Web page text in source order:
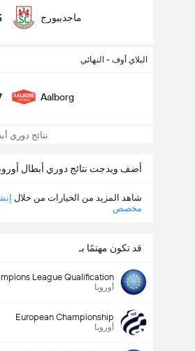
ماجديبورج
البلاي أوف - النهائي
Aalborg
نتائج دوري
أضف ويدجت نتائج دوري أبطال
شاهد المزيد من الخيارات من خلال
مخصص
قد تكون مهتمًا بـ
League Qualification
أوروبا
European Championship
أوروبا